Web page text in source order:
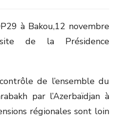
de l’ensemble du
par l’Azerbaïdjan à
régionales sont loin